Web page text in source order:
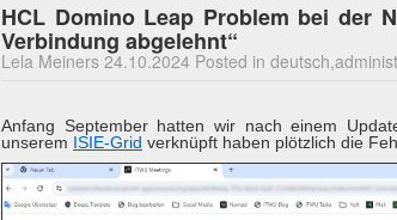
HCL Domino Leap Problem bei der
Verbindung abgelehnt“
Lela Meiners 24.10.2024 Posted in
Anfang September hatten wir nach einem
unserem ISIE-Grid verknüpft haben plötzlich die